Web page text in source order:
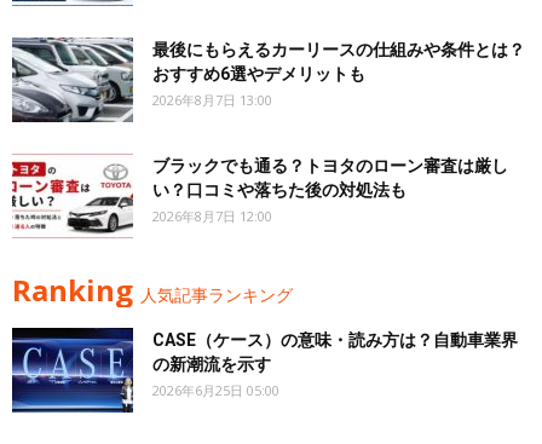
最後にもらえるカーリースの仕組みや条件とは？
おすすめ6選やデメリットも
2026年8月7日 13:00
ブラックでも通る？トヨタのローン審査は厳し
い？口コミや落ちた後の対処法も
2026年8月7日 12:00
Ranking 人気記事ランキング
CASE（ケース）の意味・読み方は？自動車業界
の新潮流を示す
2026年6月25日 05:00